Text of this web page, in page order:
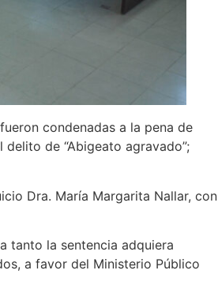
condenadas a la pena de
de “Abigeato agravado”;
Dra. María Margarita Nallar, con
tanto la sentencia adquiera
a favor del Ministerio Público